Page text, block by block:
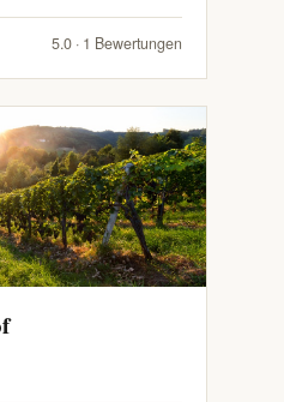
5.0 · 1 Bewertungen